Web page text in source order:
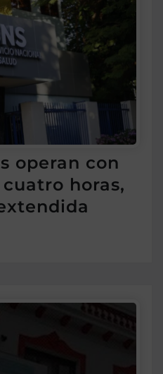
operan con
horas,